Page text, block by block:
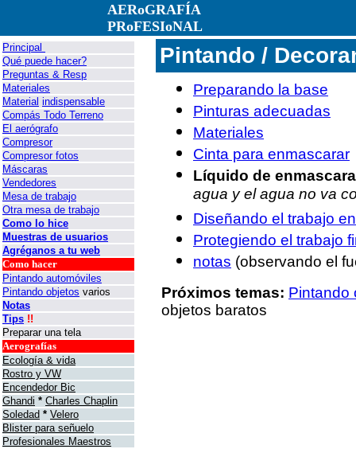
AERoGRAFÍA
PRoFESIoNAL
Principal
Qué puede hacer?
Preguntas & Resp
Materiales
Material indispensable
Compás Todo Terreno
El aerógrafo
Compresor
Compresor fotos
Máscaras
Vendedores
Mesa de trabajo
Otra mesa de trabajo
Como lo hice
Muestras de usuarios
Agréganos a tu web
Como hacer
Pintando automóviles
Pintando objetos varios
Notas
Tips !!
Preparar una tela
Aerografías
Ecología & vida
Rostro y VW
Encendedor Bic
Ghandi * Charles Chaplin
Soledad * Velero
Blister para señuelo
Profesionales Maestros
Pintando /
Preparando la base
Pinturas adecuadas
Materiales
Cinta para enmascarar
Líquido de
agua y el agua no va
Diseñando el trabajo
Protegiendo el trabajo
notas (observando el
Próximos temas: Pintando
objetos baratos